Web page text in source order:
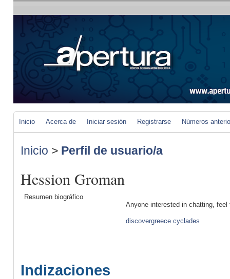
Inicio Acerca de Iniciar sesión Registrarse Números
Inicio > Perfil de usuario/a
Hession Groman
Resumen biográfico
Anyone interested in chatting,
discovergreece cyclades
Indizaciones